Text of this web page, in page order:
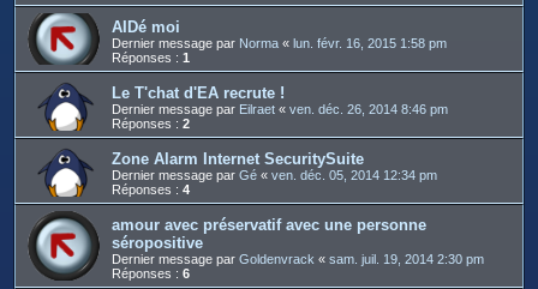
AIDé moi
Dernier message par Norma « lun. févr. 16, 2015 1:58 pm
Réponses : 1
Le T'chat d'EA recrute !
Dernier message par Eilraet « ven. déc. 26, 2014 8:46 pm
Réponses : 2
Zone Alarm Internet SecuritySuite
Dernier message par Gé « ven. déc. 05, 2014 12:34 pm
Réponses : 4
amour avec préservatif avec une personne
séropositive
Dernier message par Goldenvrack « sam. juil. 19, 2014 2:30 pm
Réponses : 6